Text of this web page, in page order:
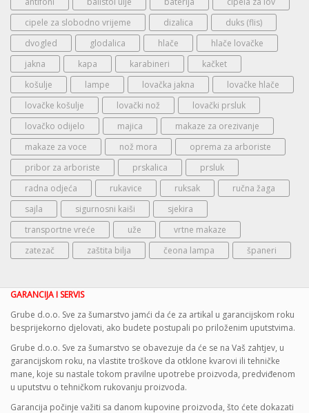
cipele za slobodno vrijeme
dizalica
duks (flis)
dvogled
glodalica hlače
hlače lovačke
jakna
kapa karabineri
kačket
košulje
lampe lovačka jakna
lovačke hlače
lovačke košulje
lovački nož
lovački prsluk
lovačko odijelo
majica
makaze za orezivanje
makaze za voce
nož mora
oprema za arboriste
pribor za arboriste
prskalica
prsluk
radna odjeća
rukavice ruksak
ručna žaga
sajla
sigurnosni kaiši
sjekira
transportne vreće
uže
vrtne makaze
zatezač
zaštita bilja čeona lampa španeri
GARANCIJA I SERVIS
Grube d.o.o. Sve za šumarstvo jamći da će za artikal u garancijskom roku
besprijekorno djelovati, ako budete postupali po priloženim uputstvima.
Grube d.o.o. Sve za šumarstvo se obavezuje da će se na Vaš zahtjev, u
garancijskom roku, na vlastite troškove da otklone kvarovi ili tehničke
mane, koje su nastale tokom pravilne upotrebe proizvoda, predviđenom
u uputstvu o tehničkom rukovanju proizvoda.
Garancija počinje važiti sa danom kupovine proizvoda, što ćete dokazati